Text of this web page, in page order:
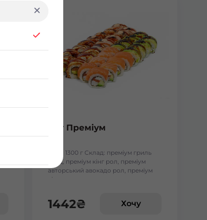
Сет Преміум
Вага: 1300 г Склад: преміум гриль
голд, преміум кінг рол, преміум
авторський авокадо рол, преміум
кіото рол.
1442₴ Хочу